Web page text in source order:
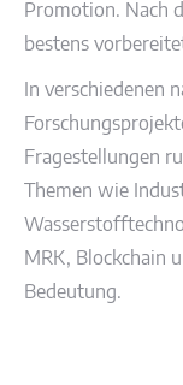
Promotion. Nach
bestens
In verschiedenen
Fragestellungen
Themen wie
MRK, Blockchain
Bedeutung.